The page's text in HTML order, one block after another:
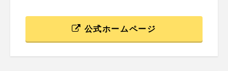
公式ホームページ